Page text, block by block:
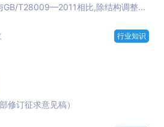
GB/T28009—2011相比,除结构调整...
行业知识
修订征求意见稿）